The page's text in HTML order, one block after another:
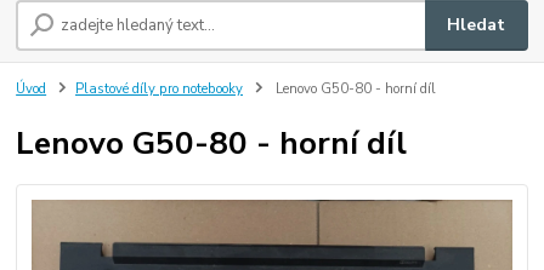
Hledat
Úvod Plastové díly pro notebooky Lenovo G50-80 - horní díl
Lenovo G50-80 - horní díl